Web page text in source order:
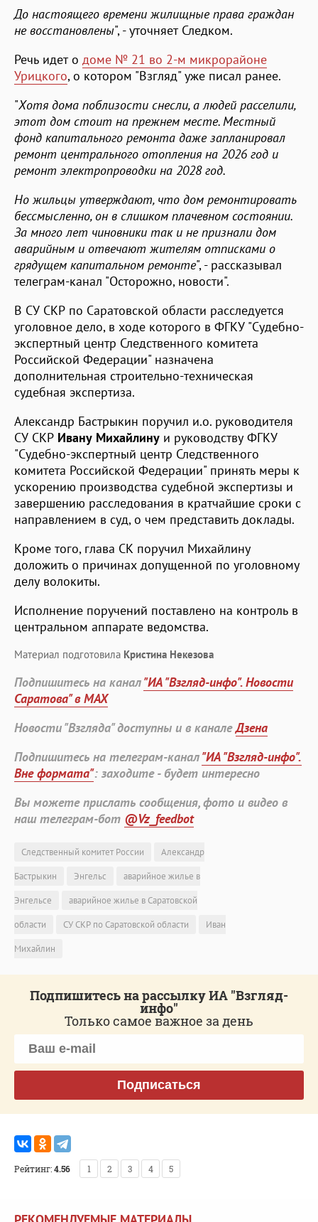
До настоящего времени жилищные права граждан
не восстановлены", - уточняет Следком.
Речь идет о доме № 21 во 2-м микрорайоне
Урицкого, о котором "Взгляд" уже писал ранее.
"Хотя дома поблизости снесли, а людей расселили,
этот дом стоит на прежнем месте. Местный
фонд капитального ремонта даже запланировал
ремонт центрального отопления на 2026 год и
ремонт электропроводки на 2028 год.
Но жильцы утверждают, что дом ремонтировать
бессмысленно, он в слишком плачевном состоянии.
За много лет чиновники так и не признали дом
аварийным и отвечают жителям отписками о
грядущем капитальном ремонте", - рассказывал
телеграм-канал "Осторожно, новости".
В СУ СКР по Саратовской области расследуется
уголовное дело, в ходе которого в ФГКУ "Судебно-
экспертный центр Следственного комитета
Российской Федерации" назначена
дополнительная строительно-техническая
судебная экспертиза.
Александр Бастрыкин поручил и.о. руководителя
СУ СКР Ивану Михайлину и руководству ФГКУ
"Судебно-экспертный центр Следственного
комитета Российской Федерации" принять меры к
ускорению производства судебной экспертизы и
завершению расследования в кратчайшие сроки с
направлением в суд, о чем представить доклады.
Кроме того, глава СК поручил Михайлину
доложить о причинах допущенной по уголовному
делу волокиты.
Исполнение поручений поставлено на контроль в
центральном аппарате ведомства.
Материал подготовила Кристина Некезова
Подпишитесь на канал"ИА "Взгляд-инфо". Новости
Саратова" в MAX
Новости "Взгляда" доступны и в каналеДзена
Подпишитесь на телеграм-канал"ИА "Взгляд-инфо".
Вне формата": заходите - будет интересно
Вы можете прислать сообщения, фото и видео в
наш телеграм-бот @Vz_feedbot
Следственный комитет России
Александр
Бастрыкин
Энгельс
аварийное жилье в
Энгельсе
аварийное жилье в Саратовской
области
СУ СКР по Саратовской области
Иван
Михайлин
Подпишитесь на рассылку ИА "Взгляд-
инфо"
Только самое важное за день
Подписаться
Рейтинг:4.56 1 2 3 4 5